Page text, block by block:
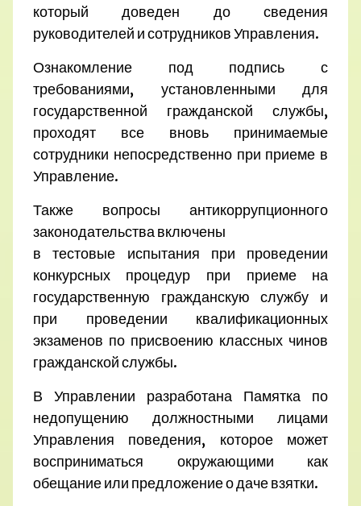
который доведен до сведения
руководителей и сотрудников Управления.
Ознакомление под подпись с
требованиями, установленными для
государственной гражданской службы,
проходят все вновь принимаемые
сотрудники непосредственно при приеме в
Управление.
Также вопросы антикоррупционного
законодательства включены
в тестовые испытания при проведении
конкурсных процедур при приеме на
государственную гражданскую службу и
при проведении квалификационных
экзаменов по присвоению классных чинов
гражданской службы.
В Управлении разработана Памятка по
недопущению должностными лицами
Управления поведения, которое может
восприниматься окружающими как
обещание или предложение о даче взятки.